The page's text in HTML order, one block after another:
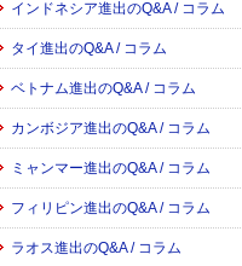
インドネシア進出のQ&A / コラム
タイ進出のQ&A / コラム
ベトナム進出のQ&A / コラム
カンボジア進出のQ&A / コラム
ミャンマー進出のQ&A / コラム
フィリピン進出のQ&A / コラム
ラオス進出のQ&A / コラム